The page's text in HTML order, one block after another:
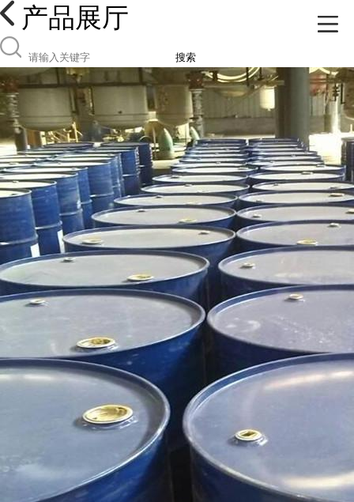
产品展厅
搜索